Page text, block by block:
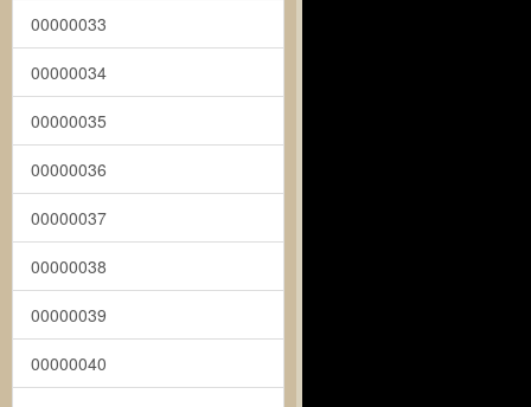
00000033
00000034
00000035
00000036
00000037
00000038
00000039
00000040